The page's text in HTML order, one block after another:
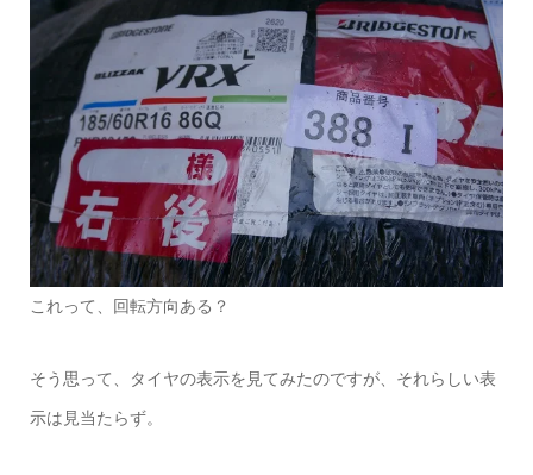
これって、回転方向ある？
そう思って、タイヤの表示を見てみたのですが、それらしい表
示は見当たらず。